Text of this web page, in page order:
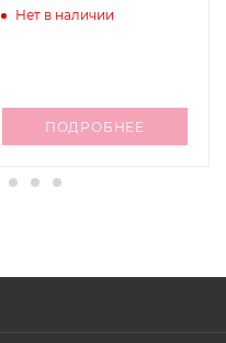
Soap от угрей и
Нет в наличии
ПОДРОБНЕЕ